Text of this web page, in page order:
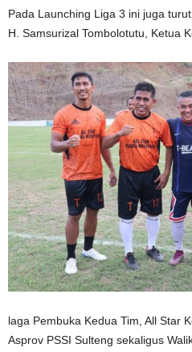
Pada Launching Liga 3 ini juga
H. Samsurizal Tombolotutu, Ketua
laga Pembuka Kedua Tim, All Star
Asprov PSSI Sulteng sekaligus